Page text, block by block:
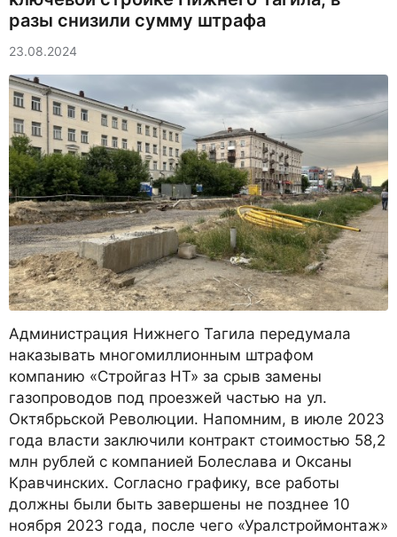
разы снизили сумму штрафа
23.08.2024
Администрация Нижнего Тагила передумала
наказывать многомиллионным штрафом
компанию «Стройгаз НТ» за срыв замены
газопроводов под проезжей частью на ул.
Октябрьской Революции. Напомним, в июле 2023
года власти заключили контракт стоимостью 58,2
млн рублей с компанией Болеслава и Оксаны
Кравчинских. Согласно графику, все работы
должны были быть завершены не позднее 10
ноября 2023 года, после чего «Уралстроймонтаж»